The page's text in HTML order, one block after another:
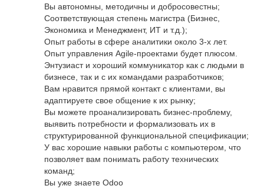
Вы автономны, методичны и добросовестны;
Соответствующая степень магистра (Бизнес,
Экономика и Менеджмент, ИТ и т.д.);
Опыт работы в сфере аналитики около 3-х лет.
Опыт управления Agile-проектами будет плюсом.
Энтузиаст и хороший коммуникатор как с людьми в
бизнесе, так и с их командами разработчиков;
Вам нравится прямой контакт с клиентами, вы
адаптируете свое общение к их рынку;
Вы можете проанализировать бизнес-проблему,
выявить потребности и формализовать их в
структурированной функциональной спецификации;
У вас хорошие навыки работы с компьютером, что
позволяет вам понимать работу технических
команд;
Вы уже знаете Odoo